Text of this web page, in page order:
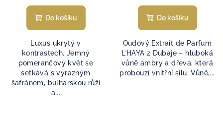
Do košíku
Luxus ukrytý v
kontrastech. Jemný
pomerančový květ se
setkává s výrazným
šafránem, bulharskou růží
a...
Do košíku
Oudový Extrait de Parfum
L’HAYA z Dubaje – hluboká
vůně ambry a dřeva, která
probouzí vnitřní sílu. Vůně,...